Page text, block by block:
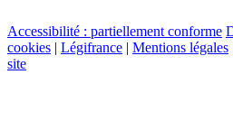
Accessibilité : partiellement conforme
cookies | Légifrance | Mentions légales
site